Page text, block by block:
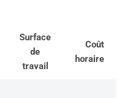
Surface
de
travail
Coût
horaire